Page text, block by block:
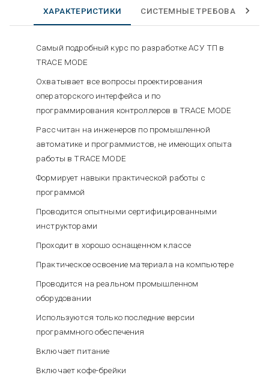
ХАРАКТЕРИСТИКИ СИСТЕМНЫЕ ТРЕБОВАНИЯ
Самый подробный курс по разработке АСУ ТП в
TRACE MODE
Охватывает все вопросы проектирования
операторского интерфейса и по
программирования контроллеров в TRACE MODE
Рассчитан на инженеров по промышленной
автоматике и программистов, не имеющих опыта
работы в TRACE MODE
Формирует навыки практической работы с
программой
Проводится опытными сертифицированными
инструкторами
Проходит в хорошо оснащенном классе
Практическое освоение материала на компьютере
Проводится на реальном промышленном
оборудовании
Используются только последние версии
программного обеспечения
Включает питание
Включает кофе-брейки